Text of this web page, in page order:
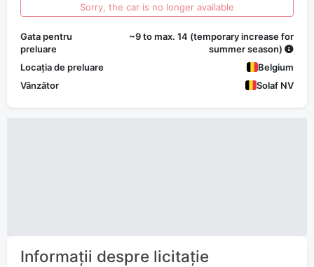
Sorry, the car is no longer available
Gata pentru
preluare
~9 to max. 14 (temporary increase for
summer season)
Locația de preluare
Belgium
Vânzător
Solaf NV
Informații despre licitație